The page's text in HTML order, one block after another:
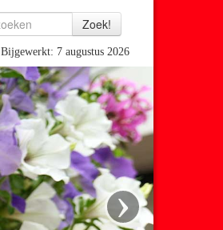
Bijgewerkt: 7 augustus 2026
›